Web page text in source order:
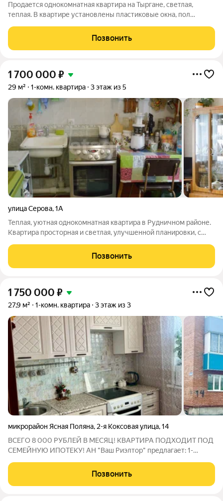
Продается однокомнатная квартира на Тыргане, светлая,
теплая. В квартире установлены пластиковые окна, пол
ремонта, что является хорошей возможностью сделать
ремонт на ваш вкус. Сан.узел
Позвонить
1 700 000 ₽
29 м² 1-комн. квартира 3 этаж из 5
улица Серова,1А
Теплая, уютная однокомнатная квартира в Рудничном районе.
Квартира просторная и светлая, улучшенной планировки, с
балкон. Стены и потолки окрашены, на полу постелен
линолеум. Сан.узел совмещенный.
Позвонить
1 750 000 ₽
27,9 м² 1-комн. квартира 3 этаж из 3
микрорайон Ясная Поляна, 2-я Коксовая улица,14
ВСЕГО 8 000 РУБЛЕЙ В МЕСЯЦ! КВАРТИРА ПОДХОДИТ ПОД
СЕМЕЙНУЮ ИПОТЕКУ! АН "Ваш Риэлтор" предлагает: 1-
ул. 2-я Коксовая,14, в самом центре Ясной Поляны.
Обновленная 71 школа, детский садик, почта,
Позвонить